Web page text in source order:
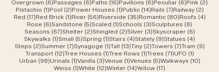
Overgrown (6)6 Beiträge
Passages (6)6 Beiträge
Paths (16)16 Beiträge
Pavilions (6)6 Beiträge
Peculiar (6)6 Beiträge
Pink (2)
Pistachio (1)1 Beitrag
Pool (2)2 Beiträge
Power Houses (1)1 Beitrag
Public (14)14 Beiträge
Rails (7)7 Beiträge
Railway (2)2
Red (17)17 Beiträge
Red Brick (1)1 Beitrag
River (56)56 Beiträge
Riverside (35)35 Beiträge
Romantic (80)80 Beiträge
Roofs (4)4
Rose (6)6 Beiträge
Sandstone (5)5 Beiträge
Scaled (1)1 Beitrag
Schools (3)3 Beiträge
Sculptures (8)
Seasons (67)67 Beiträge
Shelter (2)2 Beiträge
Shingled (2)2 Beiträge
Silver (3)3 Beiträge
Skyscraper (6)6
Skywalks (1)1 Beitrag
Small (5)5 Beiträge
Spring (1)1 Beitrag
Stairs (4)4 Beiträge
Stately (9)9 Beiträge
Statues (4)
Steps (2)2 Beiträge
Summer (7)7 Beiträge
Synagoge (1)1 Beitrag
Tall (13)13 Beiträge
Tiny (2)2 Beiträge
Towers (7)7 Beiträge
Tram (9)9
Transport (12)12 Beiträge
Tree Houses (1)1 Beitrag
Tree Rows (1)1 Beitrag
Trees (71)71 Beiträge
UFO (1)1 Beitrag
Urban (98)98 Beiträge
Urinals (1)1 Beitrag
Vanilla (3)3 Beiträge
Venue (1)1 Beitrag
Venues (5)5 Beiträge
Walkways (10)10
Weiss (1)1 Beitrag
White (12)12 Beiträge
Winter (14)14 Beiträge
Yellow (17)